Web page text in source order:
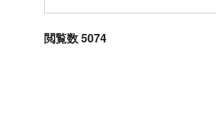
閲覧数 5074